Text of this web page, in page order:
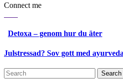
Connect me
Detoxa – genom hur du äter
Julstressad? Sov gott med ayurveda